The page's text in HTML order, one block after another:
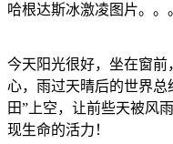
哈根达斯冰激凌图片。。
今天阳光很好，坐在窗
心，雨过天晴后的世界总
田”上空，让前些天被风
现生命的活力！